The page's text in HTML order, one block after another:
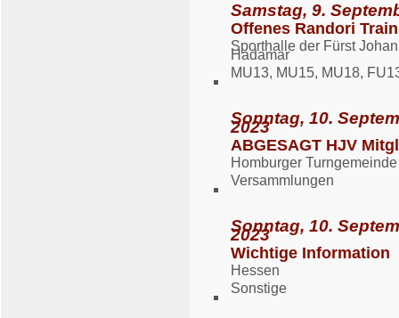
Samstag, 9.
Offenes Randori
Sporthalle der Fürst
Hadamar
MU13, MU15, MU18,
Sonntag, 10.
2023
ABGESAGT HJV
Homburger
Versammlungen
Sonntag, 10.
2023
Wichtige Information
Hessen
Sonstige